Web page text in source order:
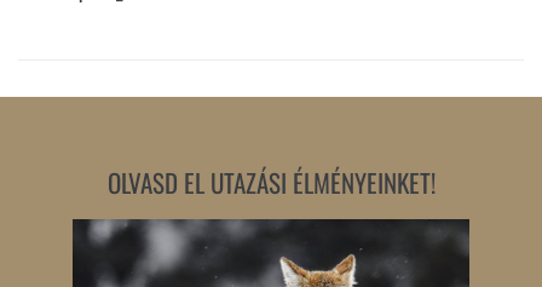
OLVASD EL UTAZÁSI ÉLMÉNYEINKET!